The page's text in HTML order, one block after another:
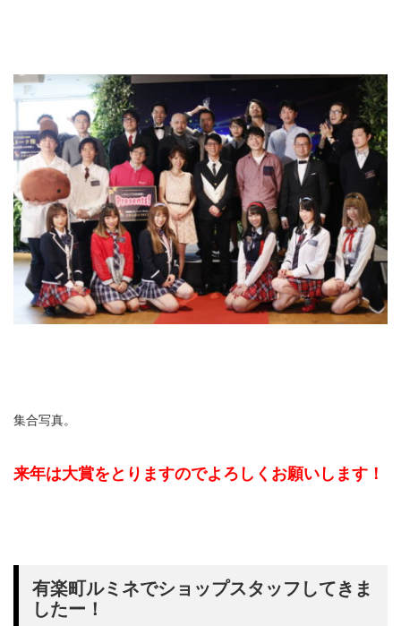
集合写真。
来年は大賞をとりますのでよろしくお願いします！
有楽町ルミネでショップスタッフしてきま
したー！